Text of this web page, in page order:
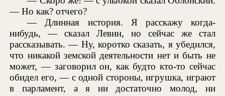
— Но как? отчего?
— Длинная история. Я расскажу когда-
нибудь, — сказал Левин, но сейчас же стал
рассказывать. — Ну, коротко сказать, я убедился,
что никакой земской деятельности нет и быть не
может, — заговорил он, как будто кто-то сейчас
обидел его, — с одной стороны, игрушка, играют
в парламент, а я ни достаточно молод, ни